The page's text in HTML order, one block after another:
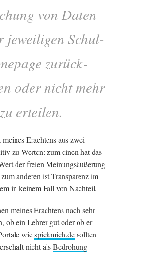
von Daten
jew­ei­li­gen Schul-
zurück­
oder nicht mehr
zu erteilen.
Eracht­ens aus zwei
zu Wer­ten: zum ein­en hat das
der freien Mein­ung­säußer­ung
ander­en ist Trans­par­enz im
in keinem Fall von Nachteil.
meines Eracht­ens nach sehr
ob ein Lehr­er gut oder ob er
wiespick​mich​.desoll­ten
nicht alsBed­ro­hung